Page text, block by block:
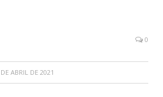
0
ABRIL DE 2021